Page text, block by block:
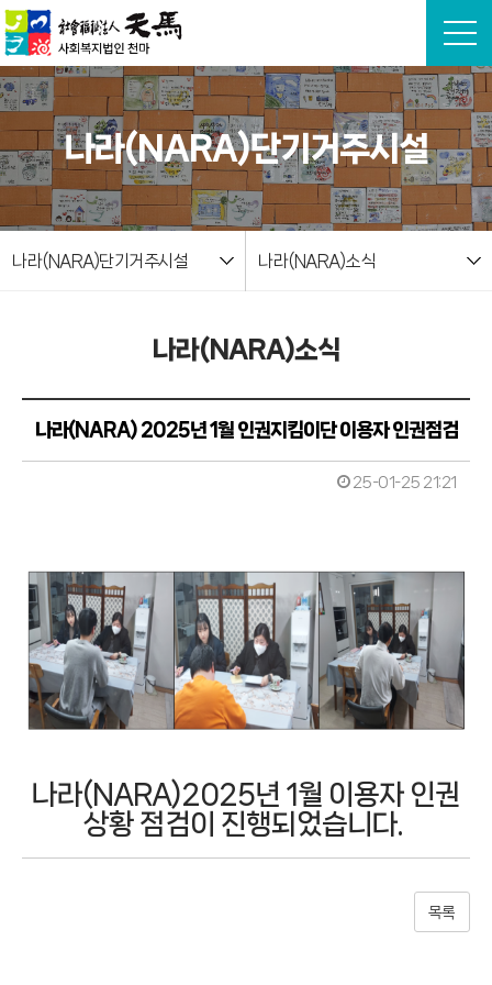
본문 바로가기
나라(NARA)단기거주시설
나라(NARA)단기거주시설 나라(NARA)소식
나라(NARA)소식
나라(NARA) 2025년 1월 인권지킴이단 이용자 인권점검
25-01-25 21:21
나라(NARA)2025년 1월 이용자 인권
상황 점검이 진행되었습니다.
목록